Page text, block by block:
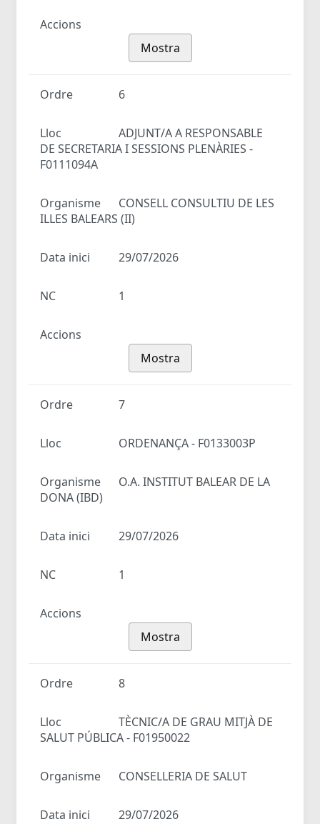
Accions
Mostra
Ordre 6
Lloc
ADJUNT/A A RESPONSABLE
DE SECRETARIA I SESSIONS PLENÀRIES -
F0111094A
Organisme
CONSELL CONSULTIU DE LES
ILLES BALEARS (II)
Data inici 29/07/2026
NC 1
Accions
Mostra
Ordre 7
Lloc ORDENANÇA - F0133003P
Organisme
O.A. INSTITUT BALEAR DE LA
DONA (IBD)
Data inici 29/07/2026
NC 1
Accions
Mostra
Ordre 8
Lloc
TÈCNIC/A DE GRAU MITJÀ DE
SALUT PÚBLICA - F01950022
Organisme CONSELLERIA DE SALUT
Data inici 29/07/2026